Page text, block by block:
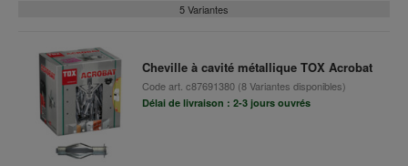
5 Variantes
Cheville à cavité métallique TOX Acrobat
Code art. c87691380(8 Variantes disponibles)
Délai de livraison : 2-3 jours ouvrés